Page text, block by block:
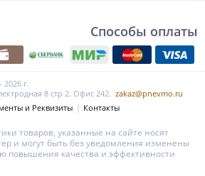
Способы оплаты
г.
8 стр 2. Офис 242. zakaz@pnevmo.ru
и Реквизиты Контакты
товаров, указанные на сайте носят
и могут быть без уведомления изменены
повышения качества и эффективности